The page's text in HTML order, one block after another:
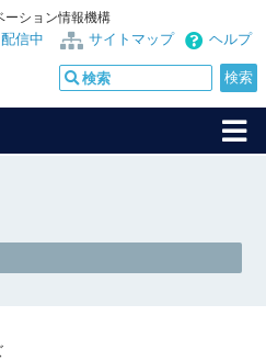
ーション情報機構
ヘルプ
サイトマップ
信中